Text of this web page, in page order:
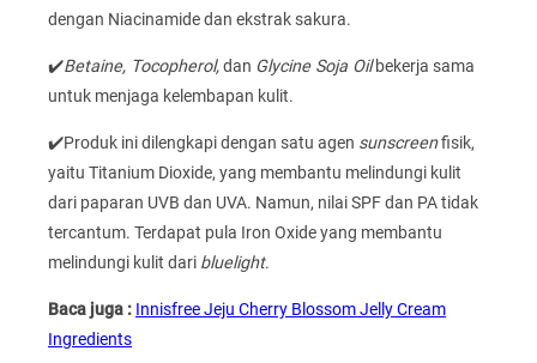
dengan Niacinamide dan ekstrak sakura.
✔️Betaine, Tocopherol,dan Glycine Soja Oilbekerja sama
untuk menjaga kelembapan kulit.
✔️Produk ini dilengkapi dengan satu agen sunscreenfisik,
yaitu Titanium Dioxide, yang membantu melindungi kulit
dari paparan UVB dan UVA. Namun, nilai SPF dan PA tidak
tercantum. Terdapat pula Iron Oxide yang membantu
melindungi kulit dari bluelight.
Baca juga : Innisfree Jeju Cherry Blossom Jelly Cream
Ingredients